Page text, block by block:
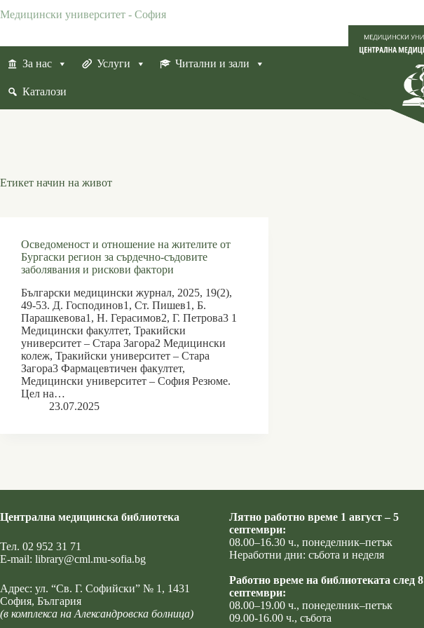
to
Медицински университет - София
За нас Услуги Читални и зали
Каталози
Етикет начин на живот
Осведоменост и отношение на жителите от
Бургаски регион за сърдечно-съдовите
заболявания и рискови фактори
Български медицински журнал, 2025, 19(2),
49-53. Д. Господинов1, Ст. Пишев1, Б.
Парашкевова1, Н. Герасимов2, Г. Петрова3 1
Медицински факултет, Тракийски
университет ‒ Стара Загора2 Медицински
колеж, Тракийски университет ‒ Стара
Загора3 Фармацевтичен факултет,
Медицински университет ‒ София Резюме.
Цел на…
23.07.2025
Централна медицинска библиотека
Тел. 02 952 31 71
Е-mail: library@cml.mu-sofia.bg
Адрес: ул. “Св. Г. Софийски” № 1 , 1431
София, България
(в комплекса на Александровска болница)
Лятно работно време 1 август – 5
септември:
08.00–16.30 ч., понеделник–петък
Неработни дни: събота и неделя
Работно време на библиотеката след 8
септември:
08.00–19.00 ч., понеделник–петък
09.00-16.00 ч., събота